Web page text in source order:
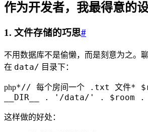
作为开发者，我最得意的
1. 文件存储的巧思#
不用数据库不是偷懒，而是刻意为之。
在 data/ 目录下：
php*// 每个房间一个 .txt 文件*
__DIR__ . '/data/' .
这样做的好处：